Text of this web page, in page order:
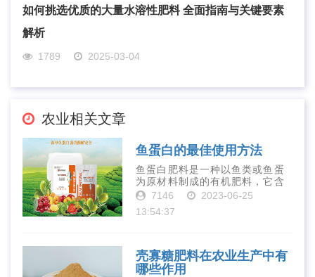
如何挑选优质的大量水溶性肥料 全面指南与关键要素
解析
1789 2025-03-04
农业相关文章
鱼蛋白的最佳使用方法
鱼蛋白肥料是一种以鱼类或鱼蛋
为原材料制成的有机肥料，它含
有丰富的营养物质，如氮、磷、
元素和植物生长因子。这些营养
7146
2023-06-25
13:54:37
壳寡糖肥料在农业生产中有
哪些作用